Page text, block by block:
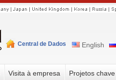
English
Central de Dados
Visita à empresa Projetos